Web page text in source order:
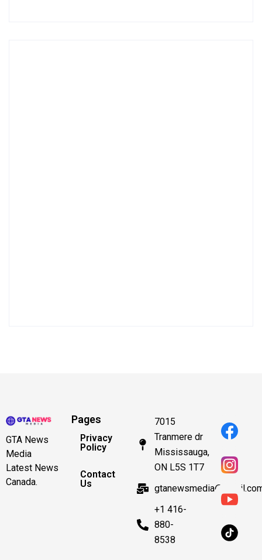
GTA News
Media
Latest News
Canada.
Pages
Privacy
Policy
Contact
Us
7015
Tranmere dr
Mississauga,
ON L5S 1T7
+1 416-
880-
8538